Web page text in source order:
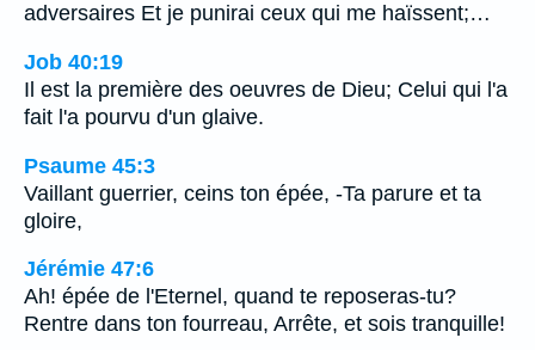
adversaires Et je punirai ceux qui me haïssent;…
Job 40:19
Il est la première des oeuvres de Dieu; Celui qui l'a
fait l'a pourvu d'un glaive.
Psaume 45:3
Vaillant guerrier, ceins ton épée, -Ta parure et ta
gloire,
Jérémie 47:6
Ah! épée de l'Eternel, quand te reposeras-tu?
Rentre dans ton fourreau, Arrête, et sois tranquille!